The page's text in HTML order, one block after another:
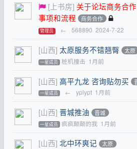
[上书房] 关于论坛商务合
事项和流程
商务合作
管理员 ← 568890 2024-7-22
[山西] 太原服务不错翘臀 太原
一星成员 桩机撞击 1月前
[山西] 高平九龙 咨询贴勿买
一星成员 ← yplypt 1月前
[山西] 晋城推油 晋城
一星成员 疯疯颠颠的我 1月前
[山西] 北中环爽记 太原